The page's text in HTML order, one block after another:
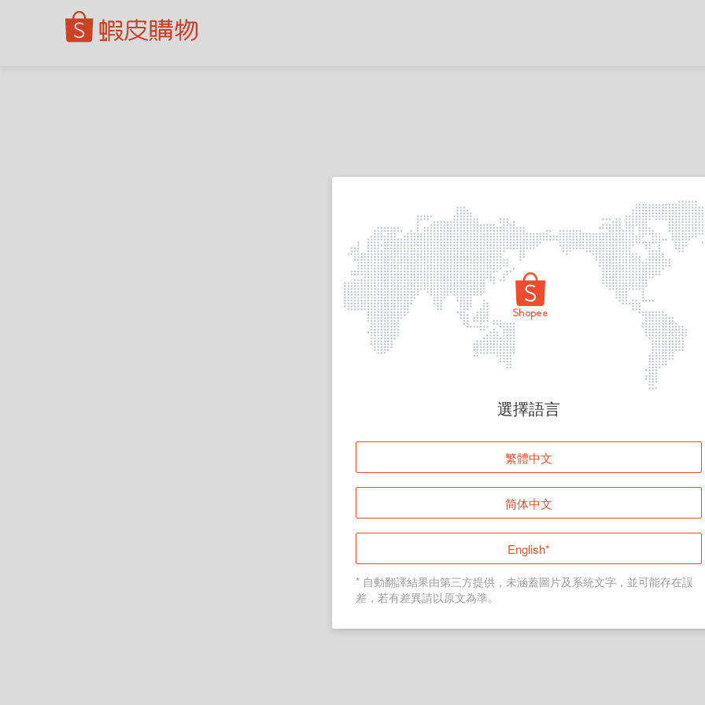
頁面無法顯示
登入
返回首頁
選擇語言
繁體中文
简体中文
English*
* 自動翻譯結果由第三方提供，未涵蓋圖片及系統文字，並可能存在誤
差，若有差異請以原文為準。